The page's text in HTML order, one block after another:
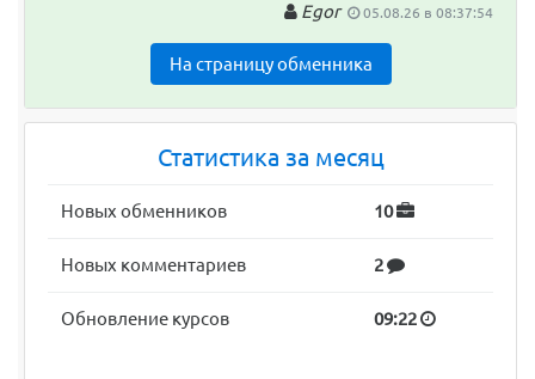
Egor 05.08.26 в 08:37:54
На страницу обменника
Статистика за месяц
Новых обменников 10
Новых комментариев 2
Обновление курсов 09:22